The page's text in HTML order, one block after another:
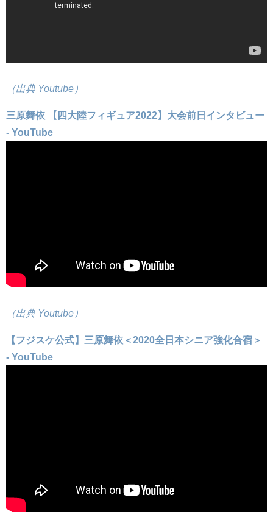
（出典 Youtube）
三原舞依 【四大陸フィギュア2022】大会前日インタビュー
- YouTube
（出典 Youtube）
【フジスケ公式】三原舞依＜2020全日本シニア強化合宿＞
- YouTube